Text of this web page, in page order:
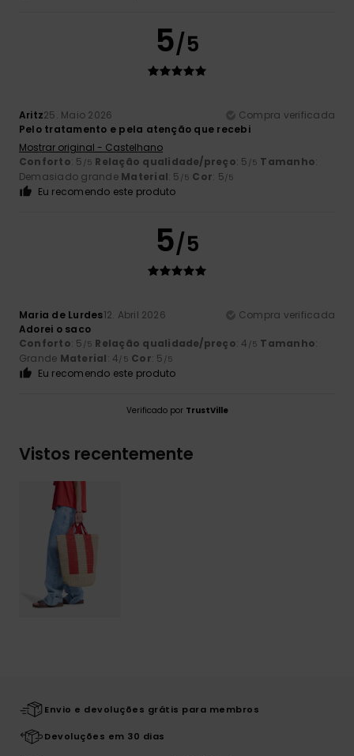
5/5
Aritz25. Maio 2026
Compra verificada
Pelo tratamento e pela atenção que recebi
Mostrar original - Castelhano
Conforto: 5 /5 Relação qualidade/preço: 5 /5 Tamanho:
Demasiado grande Material: 5 /5 Cor: 5/5
Eu recomendo este produto
5/5
Maria de Lurdes12. Abril 2026
Compra verificada
Adorei o saco
Conforto: 5 /5 Relação qualidade/preço: 4 /5 Tamanho:
Grande Material: 4/5 Cor: 5 /5
Eu recomendo este produto
Verificado por TrustVille
Vistos recentemente
Envio e devoluções grátis para membros
Devoluções em 30 dias